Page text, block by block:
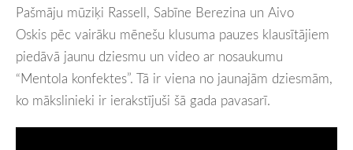
Pašmāju mūziķi Rassell, Sabīne Berezina un Aivo
Oskis pēc vairāku mēnešu klusuma pauzes klausītājiem
piedāvā jaunu dziesmu un video ar nosaukumu
“Mentola konfektes”. Tā ir viena no jaunajām dziesmām,
ko mākslinieki ir ierakstījuši šā gada pavasarī.